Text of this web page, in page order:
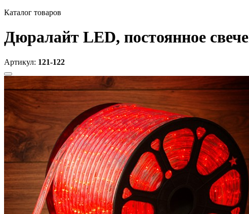
Каталог товаров
Дюралайт LED, постоянное
Артикул: 121-122